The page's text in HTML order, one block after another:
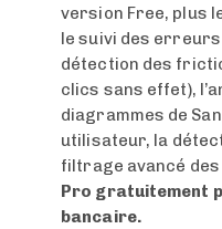
version Free, plus
le suivi des
détection des
clics sans effet),
diagrammes de
utilisateur, la
filtrage avancé
Pro gratuitement
bancaire.